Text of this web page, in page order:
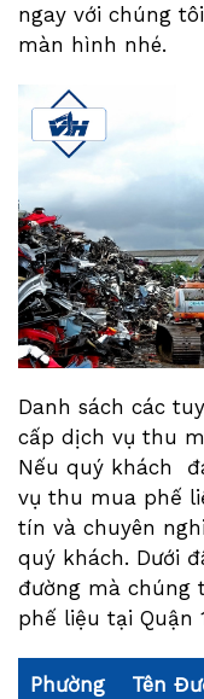
ngay với chúng
màn hình nhé.
Danh sách các
cấp dịch vụ thu
Nếu quý khách
vụ thu mua phế
tín và chuyên
quý khách. Dưới
đường mà chúng
phế liệu tại Quận
Phường Tên